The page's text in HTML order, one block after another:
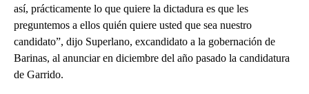
así, prácticamente lo que quiere la dictadura es que les
preguntemos a ellos quién quiere usted que sea nuestro
candidato”, dijo Superlano, excandidato a la gobernación de
Barinas, al anunciar en diciembre del año pasado la candidatura
de Garrido.